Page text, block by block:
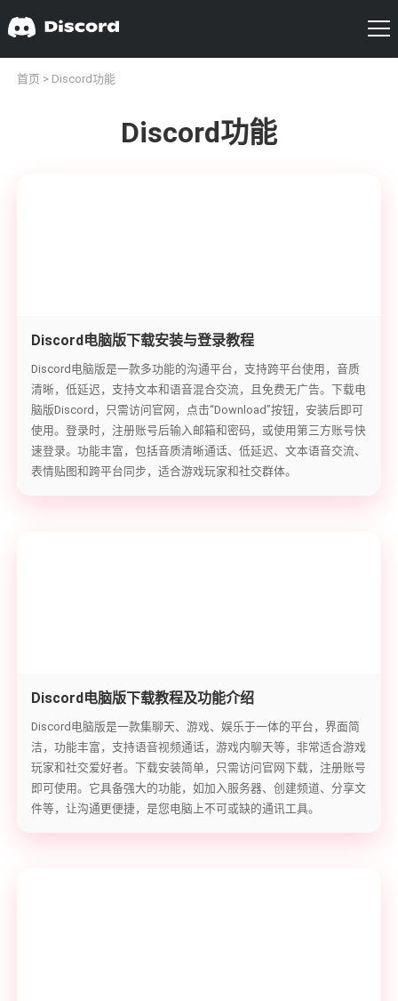
首页 > Discord功能
Discord功能
Discord电脑版下载安装与登录教程
Discord电脑版是一款多功能的沟通平台，支持跨平台使用，音质
清晰，低延迟，支持文本和语音混合交流，且免费无广告。下载电
脑版Discord，只需访问官网，点击“Download”按钮，安装后即可
使用。登录时，注册账号后输入邮箱和密码，或使用第三方账号快
速登录。功能丰富，包括音质清晰通话、低延迟、文本语音交流、
表情贴图和跨平台同步，适合游戏玩家和社交群体。
Discord电脑版下载教程及功能介绍
Discord电脑版是一款集聊天、游戏、娱乐于一体的平台，界面简
洁，功能丰富，支持语音视频通话，游戏内聊天等，非常适合游戏
玩家和社交爱好者。下载安装简单，只需访问官网下载，注册账号
即可使用。它具备强大的功能，如加入服务器、创建频道、分享文
件等，让沟通更便捷，是您电脑上不可或缺的通讯工具。